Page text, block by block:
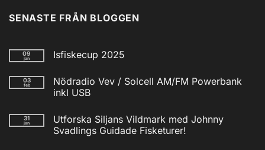
SENASTE FRÅN BLOGGEN
09
jan Isfiskecup 2025
till
Isfiskecup
2025
03
feb
Nödradio Vev / Solcell AM/FM Powerbank
inkl USB
till
Nödradio
Vev
31
jan
Utforska Siljans Vildmark med Johnny
Svadlings Guidade Fisketurer!